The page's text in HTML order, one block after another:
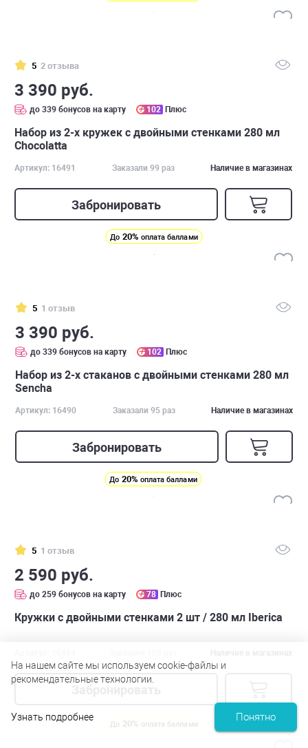
5 2 отзыва
3 390 руб.
до 339 бонусов на карту 102 Плюс
Набор из 2-х кружек с двойными стенками 280 мл
Chocolatta
Артикул: 16491 Заказали 99 раз Наличие в магазинах
Забронировать
До 20% оплата баллами
5 1 отзыв
3 390 руб.
до 339 бонусов на карту 102 Плюс
Набор из 2-х стаканов с двойными стенками 280 мл
Sencha
Артикул: 16490 Заказали 95 раз Наличие в магазинах
Забронировать
До 20% оплата баллами
5 1 отзыв
2 590 руб.
до 259 бонусов на карту 78 Плюс
Кружки с двойными стенками 2 шт / 280 мл Iberica
До 20% оплата баллами
На нашем сайте мы используем cookie-файлы и
рекомендательные технологии.
Узнать подробнее Понятно